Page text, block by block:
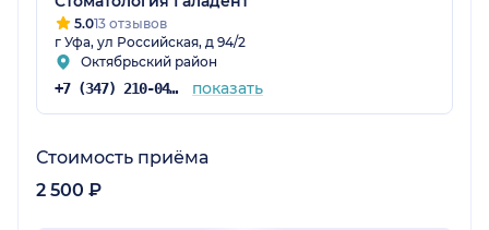
5.013 отзывов
г Уфа, ул Российская, д 94/2
Октябрьский район
+7 (347) 210-04-76 показать
Стоимость приёма
2 500 ₽